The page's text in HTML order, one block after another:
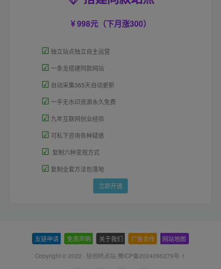
998元（下月涨300）
☑ 独立站点独立自主运营
☑ 一条龙搭建同款网站
☑ 自动采集365天自动更新
☑ 一手无水印资源永久免费
☑ 九年互联网创业经验
☑ 可私下咨询各种疑惑
☑ 复制六种变现方式
☑ 复制全套方法包落地
立即开通
友链申请 免责声明 关于我们 广告合作 网站地图
Copyright © 2022 · 轻创终点站-豫ICP备2024095279号-1